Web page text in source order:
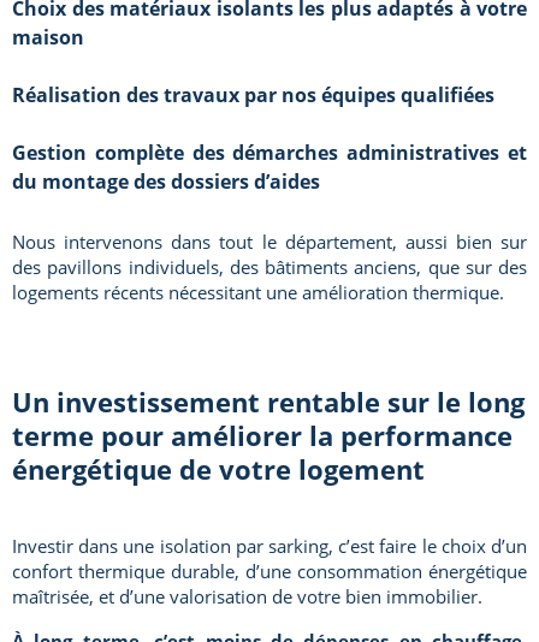
Choix des matériaux isolants les plus adaptés à votre
maison
Réalisation des travaux par nos équipes qualifiées
Gestion complète des démarches administratives et
du montage des dossiers d’aides
Nous intervenons dans tout le département, aussi bien sur
des pavillons individuels, des bâtiments anciens, que sur des
logements récents nécessitant une amélioration thermique.
Un investissement rentable sur le long
terme pour améliorer la performance
énergétique de votre logement
Investir dans une isolation par sarking, c’est faire le choix d’un
confort thermique durable, d’une consommation énergétique
maîtrisée, et d’une valorisation de votre bien immobilier.